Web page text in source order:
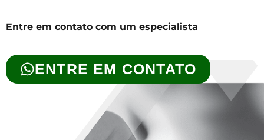
Entre em contato com um especialista
ENTRE EM CONTATO